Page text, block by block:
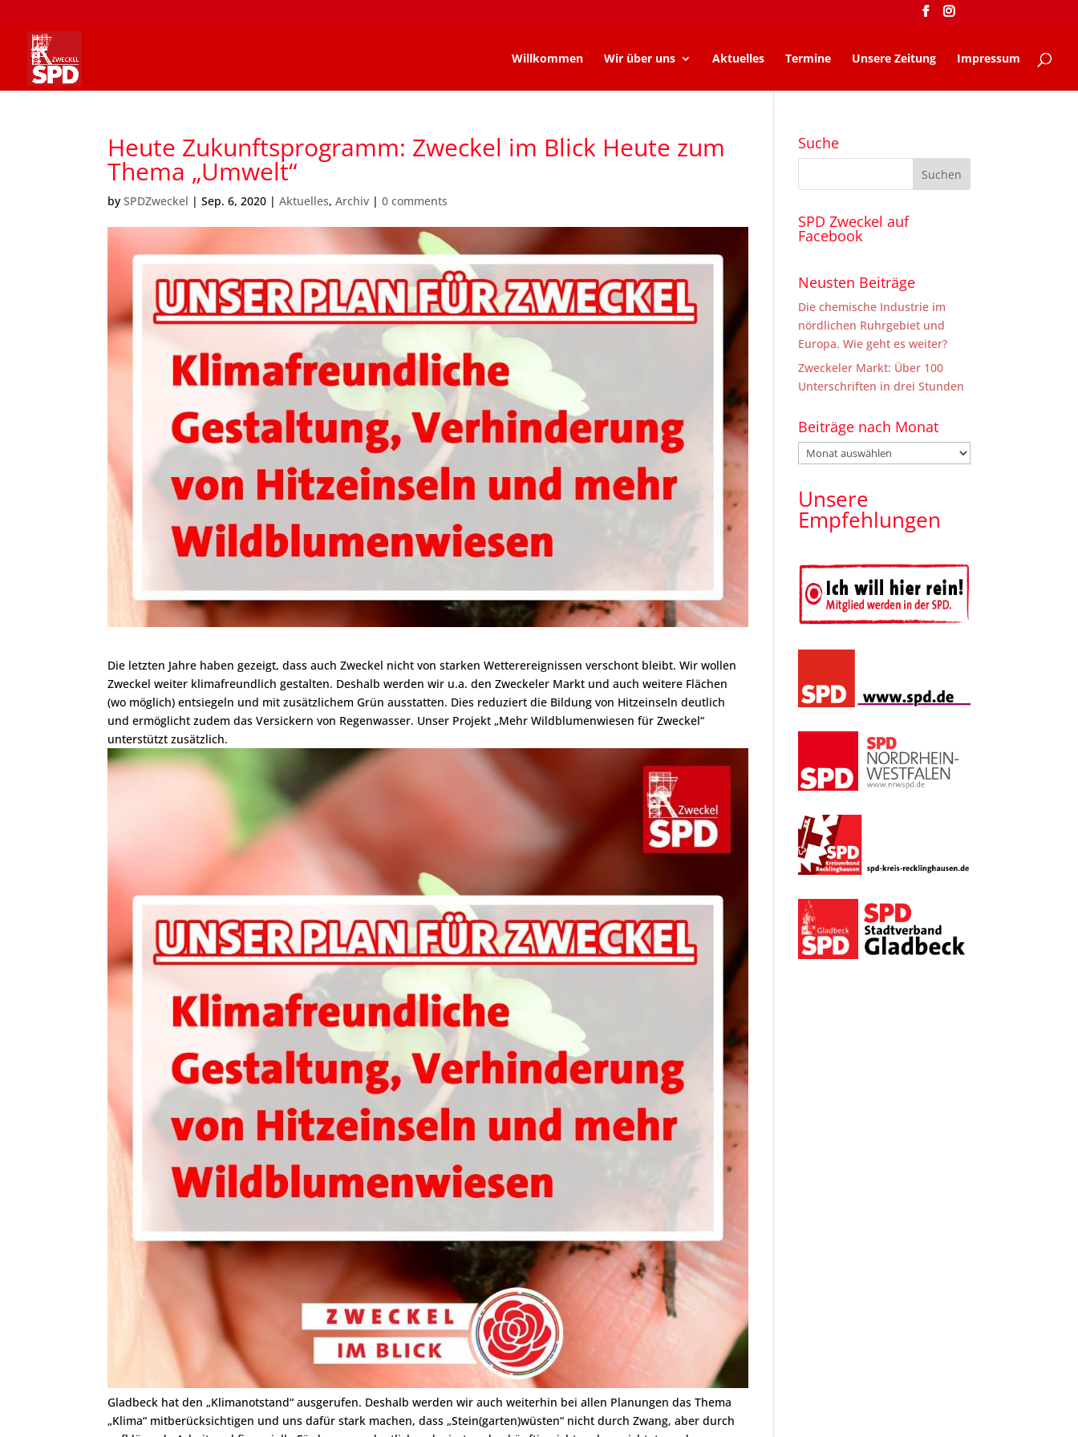
Willkommen Wir über uns Aktuelles Termine Unsere Zeitung Impressum
Heute Zukunftsprogramm: Zweckel im Blick Heute zum
Thema „Umwelt“
bySPDZweckel |Sep. 6, 2020 |Aktuelles,Archiv |0 comments
Die letzten Jahre haben gezeigt, dass auch Zweckel nicht von starken Wetterereignissen verschont bleibt. Wir wollen
Zweckel weiter klimafreundlich gestalten. Deshalb werden wir u.a. den Zweckeler Markt und auch weitere Flächen
(wo möglich) entsiegeln und mit zusätzlichem Grün ausstatten. Dies reduziert die Bildung von Hitzeinseln deutlich
und ermöglicht zudem das Versickern von Regenwasser. Unser Projekt „Mehr Wildblumenwiesen für Zweckel“
unterstützt zusätzlich.
Gladbeck hat den „Klimanotstand“ ausgerufen. Deshalb werden wir auch weiterhin bei allen Planungen das Thema
„Klima“ mitberücksichtigen und uns dafür stark machen, dass „Stein(garten)wüsten“ nicht durch Zwang, aber durch
Suche
SPD Zweckel auf
Facebook
Neusten Beiträge
Die chemische Industrie im
nördlichen Ruhrgebiet und
Europa. Wie geht es weiter?
Zweckeler Markt: Über 100
Unterschriften in drei Stunden
Beiträge nach Monat
Beiträge
nach
Unsere
Empfehlungen